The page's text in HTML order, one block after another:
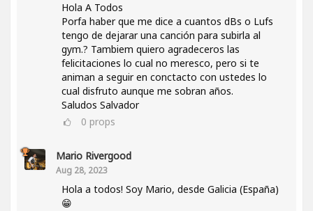
Hola A Todos
Porfa haber que me dice a cuantos dBs o Lufs
tengo de dejarar una canción para subirla al
gym.? Tambiem quiero agradeceros las
felicitaciones lo cual no meresco, pero si te
animan a seguir en conctacto con ustedes lo
cual disfruto aunque me sobran años.
Saludos Salvador
0 props
Mario Rivergood
Aug 28, 2023
Hola a todos! Soy Mario, desde Galicia (España)
😁